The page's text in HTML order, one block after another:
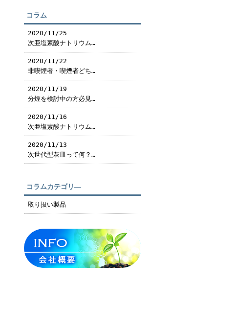
コラム
2020/11/25
次亜塩素酸ナトリウム…
2020/11/22
非喫煙者・喫煙者どち…
2020/11/19
分煙を検討中の方必見…
2020/11/16
次亜塩素酸ナトリウム…
2020/11/13
次世代型灰皿って何？…
コラムカテゴリ―
取り扱い製品